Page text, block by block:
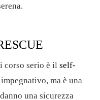
corso serio è il self-
ma è una
una sicurezza